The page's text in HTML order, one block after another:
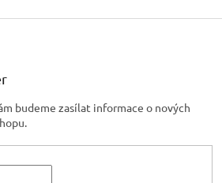
budeme zasílat informace o nových